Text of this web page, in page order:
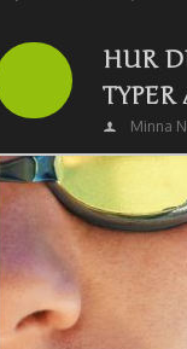
HUR
Minna